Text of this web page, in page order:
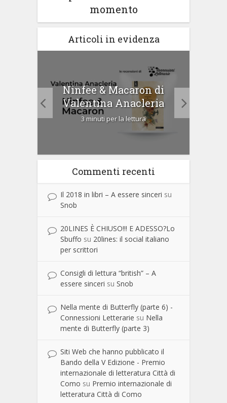
momento
Articoli in evidenza
Ninfee & Macaron di
Valentina Anacleria
3 minuti per la lettura
Commenti recenti
Il 2018 in libri – A essere sinceri su
Snob
20LINES È CHIUSO!!! E ADESSO?Lo
Sbuffo su 20lines: il social italiano
per scrittori
Consigli di lettura “british” – A
essere sinceri su Snob
Nella mente di Butterfly (parte 6) -
Connessioni Letterarie su Nella
mente di Butterfly (parte 3)
Siti Web che hanno pubblicato il
Bando della V Edizione - Premio
internazionale di letteratura Città di
Como su Premio internazionale di
letteratura Città di Como